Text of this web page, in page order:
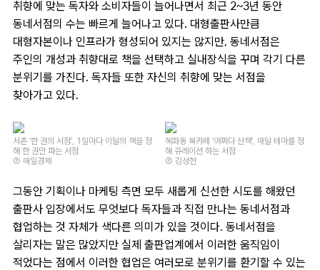
취향에 맞는 독자와 소비자들이 늘어나면서 최근 2~3년 동안
동네서점의 수는 빠르게 늘어나고 있다. 대형출판사만큼
대형자본이나 인프라가 형성되어 있지는 않지만, 동네서점은
주인의 개성과 취향대로 책을 선택하고 실내장식을 꾸며 각기 다른
분위기를 가진다. 독자들 또한 자신의 취향에 맞는 서점을
찾아가고 있다.
서촌 '한 권의 서점', 1일마다 이달의 책을 정
해 한 권만 파는 서점
Ⓒ 매일경제
혜화동 북카페 '어쩌다 산책', 매달 테마를 정
해 큐레이션 하는 서점
Ⓒ 김성헌
그동안 기획이나 마케팅 측면 모두 새롭게 신선한 시도를 해왔던
출판사 입장에서도 무엇보다 독자들과 직접 만나는 동네서점과
협업하는 것 자체가 색다른 의미가 있을 것이다. 동네서점을
살리자는 말은 많았지만 실제 출판업계에서 이러한 움직임이
적었다는 점에서 이러한 협업은 여러모로 분위기를 환기할 수 있는